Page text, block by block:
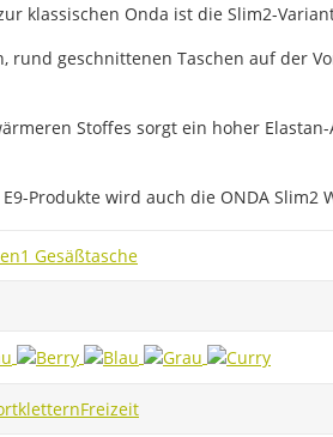
klassischen Onda ist die Slim2-
rund geschnittenen Taschen auf der
Stoffes sorgt ein hoher
E9-Produkte wird auch die ONDA
1 Gesäßtasche
Freizeit